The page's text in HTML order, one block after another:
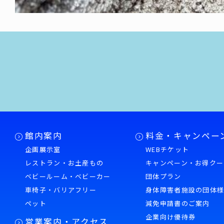
館内案内
企画展示室
レストラン・お土産もの
ベビールーム・ベビーカー
車椅子・バリアフリー
ペット
営業案内・アクセス
料金・キャンペー
WEBチケット
キャンペーン・お得ク
団体プラン
身体障害者施設の団体様
減免申請書のご案内
企業向け優待券